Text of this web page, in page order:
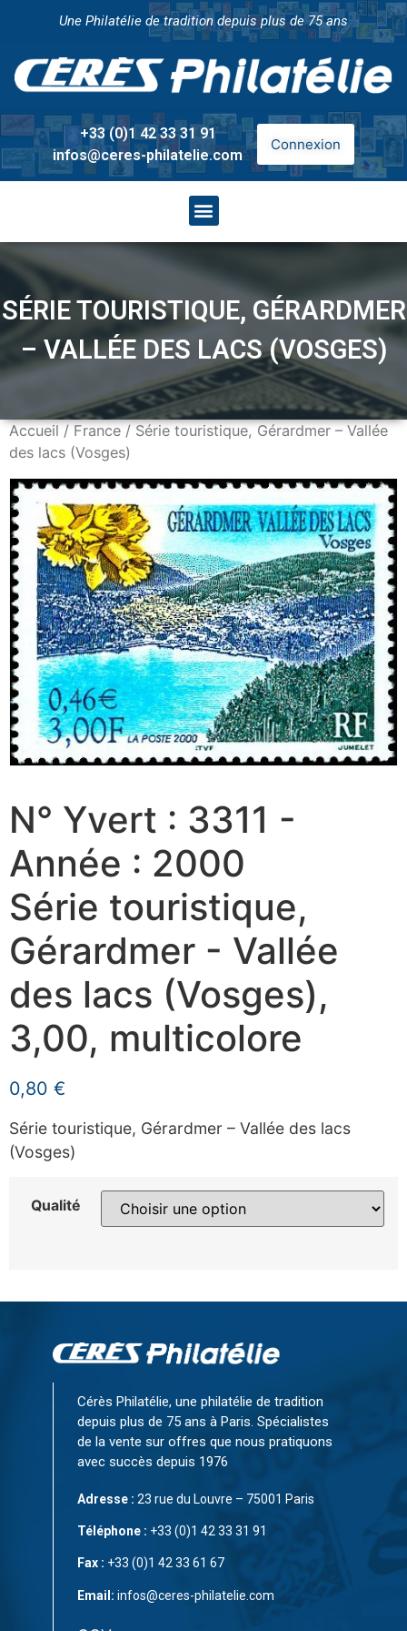
Une Philatélie de tradition depuis plus de 75 ans
+33 (0)1 42 33 31 91
infos@ceres-philatelie.com
Connexion
SÉRIE TOURISTIQUE, GÉRARDMER
– VALLÉE DES LACS (VOSGES)
Accueil / France / Série touristique, Gérardmer – Vallée
des lacs (Vosges)
N° Yvert : 3311 -
Année : 2000
Série touristique,
Gérardmer - Vallée
des lacs (Vosges),
3,00, multicolore
0,80 €
Série touristique, Gérardmer – Vallée des lacs
(Vosges)
Qualité
Cérès Philatélie, une philatélie de tradition
depuis plus de 75 ans à Paris. Spécialistes
de la vente sur offres que nous pratiquons
avec succès depuis 1976
Adresse : 23 rue du Louvre – 75001 Paris
Téléphone : +33 (0)1 42 33 31 91
Fax : +33 (0)1 42 33 61 67
Email: infos@ceres-philatelie.com